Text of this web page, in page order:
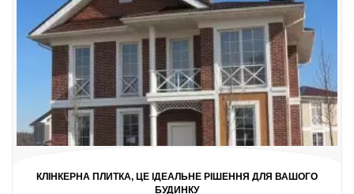
КЛІНКЕРНА ПЛИТКА, ЦЕ ІДЕАЛЬНЕ РІШЕННЯ ДЛЯ ВАШОГО
БУДИНКУ